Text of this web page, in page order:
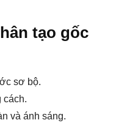
tạo gốc
sơ bộ.
cách.
và ánh sáng.